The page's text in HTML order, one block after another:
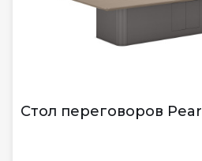
Стол переговоров Pearl